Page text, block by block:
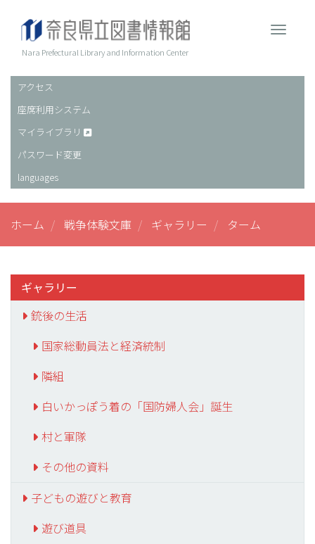
Nara Prefectural Library and Information Center
ヘ
ッ
ダ
ー
アクセス
座席利用システム
マイライブラリ
パスワード変更
languages
ホーム 戦争体験文庫 ギャラリー ターム
ギャラリー
銃後の生活
国家総動員法と経済統制
隣組
白いかっぽう着の「国防婦人会」誕生
村と軍隊
その他の資料
子どもの遊びと教育
遊び道具